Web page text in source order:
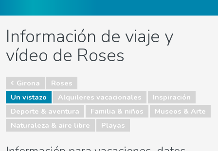
Información de viaje y
vídeo de Roses
Girona
Roses
Un vistazo
Alquileres vacacionales
Inspiración
Deporte & aventura
Familia & niños
Museos & Arte
Naturaleza & aire libre
Playas